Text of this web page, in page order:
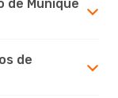
de Munique
de